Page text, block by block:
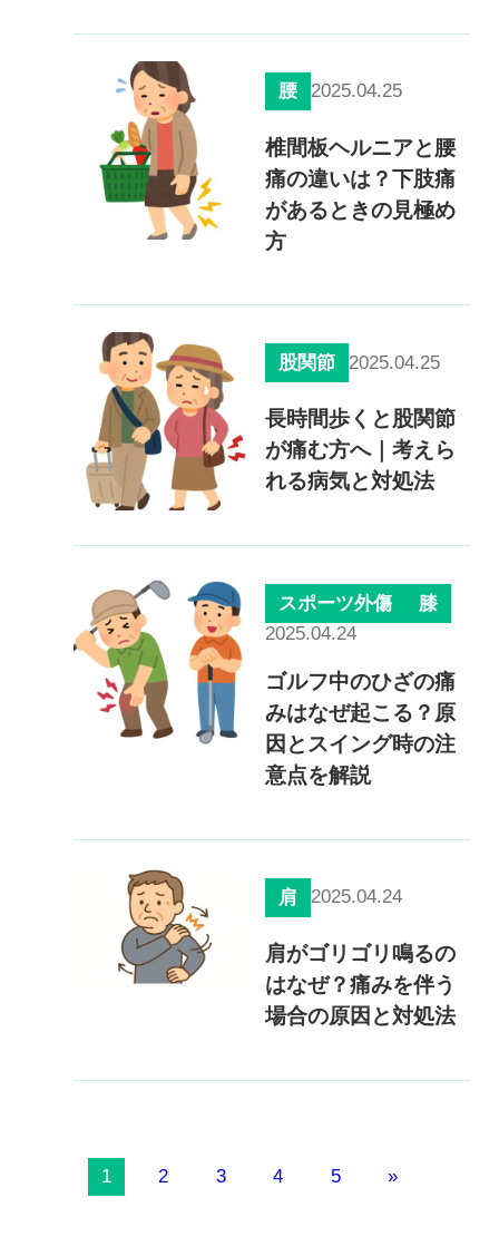
腰 2025.04.25
椎間板ヘルニアと腰
痛の違いは？下肢痛
があるときの見極め
方
股関節 2025.04.25
長時間歩くと股関節
が痛む方へ｜考えら
れる病気と対処法
スポーツ外傷
膝
2025.04.24
ゴルフ中のひざの痛
みはなぜ起こる？原
因とスイング時の注
意点を解説
肩 2025.04.24
肩がゴリゴリ鳴るの
はなぜ？痛みを伴う
場合の原因と対処法
1 2 3 4 5 »